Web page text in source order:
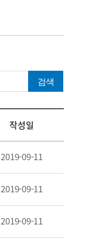
검색
작성일
2019-09-11
2019-09-11
2019-09-11